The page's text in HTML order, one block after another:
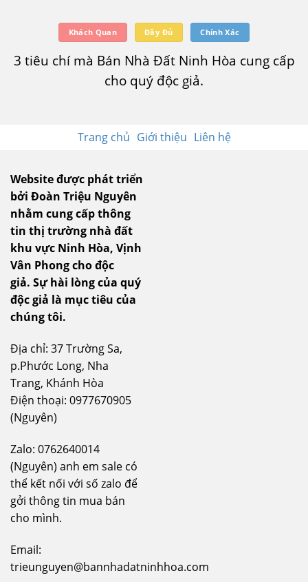
Khách Quan Đầy Đủ Chính Xác
3 tiêu chí mà Bán Nhà Đất Ninh Hòa cung cấp
cho quý độc giả.
Trang chủ Giới thiệu Liên hệ
Website được phát triển
bởi Đoàn Triệu Nguyên
nhằm cung cấp thông
tin thị trường nhà đất
khu vực Ninh Hòa, Vịnh
Vân Phong cho độc
giả. Sự hài lòng của quý
độc giả là mục tiêu của
chúng tôi.
Địa chỉ: 37 Trường Sa,
p.Phước Long, Nha
Trang, Khánh Hòa
Điện thoại: 0977670905
(Nguyên)
Zalo: 0762640014
(Nguyên) anh em sale có
thể kết nối với số zalo để
gởi thông tin mua bán
cho mình.
Email:
trieunguyen@bannhadatninhhoa.com